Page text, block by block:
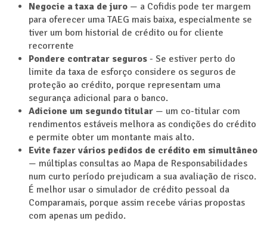
Negocie a taxa de juro — a Cofidis pode ter margem
para oferecer uma TAEG mais baixa, especialmente se
tiver um bom historial de crédito ou for cliente
recorrente
Pondere contratar seguros - Se estiver perto do
limite da taxa de esforço considere os seguros de
proteção ao crédito, porque representam uma
segurança adicional para o banco.
Adicione um segundo titular — um co-titular com
rendimentos estáveis melhora as condições do crédito
e permite obter um montante mais alto.
Evite fazer vários pedidos de crédito em simultâneo
— múltiplas consultas ao Mapa de Responsabilidades
num curto período prejudicam a sua avaliação de risco.
É melhor usar o simulador de crédito pessoal da
Comparamais, porque assim recebe várias propostas
com apenas um pedido.